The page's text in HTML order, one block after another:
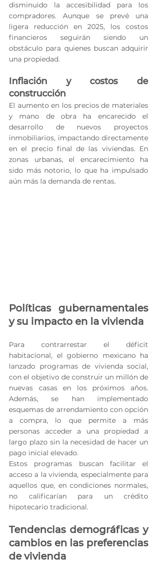
disminuido la accesibilidad para los
compradores. Aunque se prevé una
ligera reducción en 2025, los costos
financieros seguirán siendo un
obstáculo para quienes buscan adquirir
una propiedad.
Inflación y costos de
construcción
El aumento en los precios de materiales
y mano de obra ha encarecido el
desarrollo de nuevos proyectos
inmobiliarios, impactando directamente
en el precio final de las viviendas. En
zonas urbanas, el encarecimiento ha
sido más notorio, lo que ha impulsado
aún más la demanda de rentas.
Políticas gubernamentales
y su impacto en la vivienda
Para contrarrestar el déficit
habitacional, el gobierno mexicano ha
lanzado programas de vivienda social,
con el objetivo de construir un millón de
nuevas casas en los próximos años.
Además, se han implementado
esquemas de arrendamiento con opción
a compra, lo que permite a más
personas acceder a una propiedad a
largo plazo sin la necesidad de hacer un
pago inicial elevado.
Estos programas buscan facilitar el
acceso a la vivienda, especialmente para
aquellos que, en condiciones normales,
no calificarían para un crédito
hipotecario tradicional.
Tendencias demográficas y
cambios en las preferencias
de vivienda